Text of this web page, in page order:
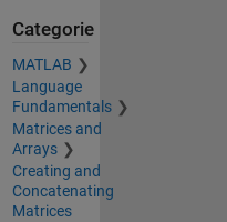
Categorie
MATLAB
Language
Fundamentals
Matrices and
Arrays
Creating and
Concatenating
Matrices